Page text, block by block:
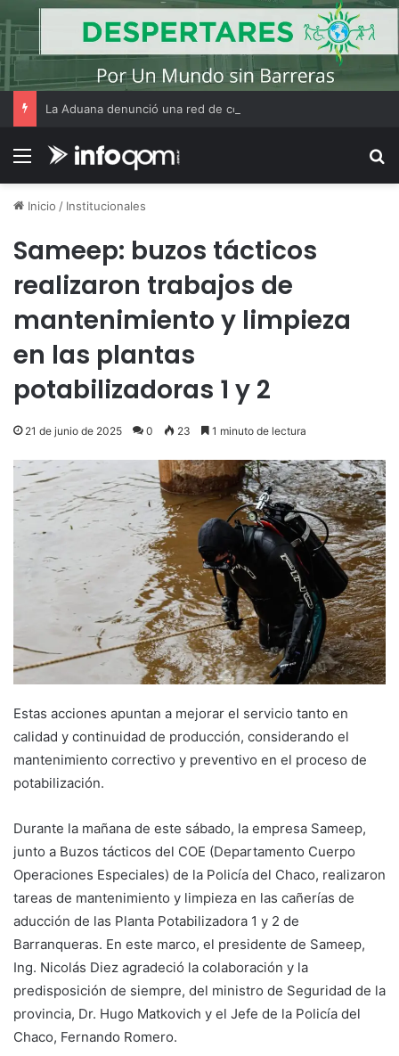
Menú
Inicio / Institucionales
Sameep: buzos tácticos
realizaron trabajos de
mantenimiento y limpieza
en las plantas
potabilizadoras 1 y 2
21 de junio de 2025 0 23 1 minuto de lectura
Estas acciones apuntan a mejorar el servicio tanto en
calidad y continuidad de producción, considerando el
mantenimiento correctivo y preventivo en el proceso de
potabilización.
Durante la mañana de este sábado, la empresa Sameep,
junto a Buzos tácticos del COE (Departamento Cuerpo
Operaciones Especiales) de la Policía del Chaco, realizaron
tareas de mantenimiento y limpieza en las cañerías de
aducción de las Planta Potabilizadora 1 y 2 de
Barranqueras. En este marco, el presidente de Sameep,
Ing. Nicolás Diez agradeció la colaboración y la
predisposición de siempre, del ministro de Seguridad de la
provincia, Dr. Hugo Matkovich y el Jefe de la Policía del
Chaco, Fernando Romero.